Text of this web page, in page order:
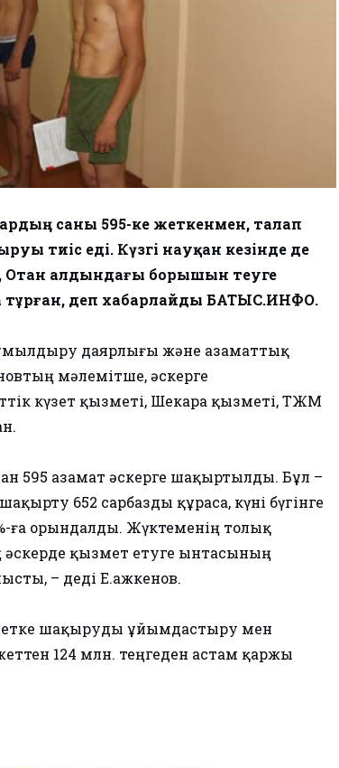
саны 595-ке жеткенмен, талап
тиіс еді. Күзгі науқан кезінде де
алдындағы борышын өтеуге
тұрған, деп хабарлайды БАТЫС.ИНФО.
даярлығы және азаматтық
мәлемітше, әскерге
күзет қызметі, Шекара қызметі, ТЖМ
595 азамат әскерге шақыртылды. Бұл –
652 сарбазды құраса, күні бүгінге
ға орындалды. Жүктеменің толық
қызмет етуге ынтасының
– деді Е.Қажкенов.
шақыруды ұйымдастыру мен
124 млн. теңгеден астам қаржы